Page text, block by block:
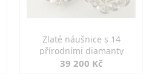
Zlaté náušnice s 14
přírodními diamanty
39 200 Kč